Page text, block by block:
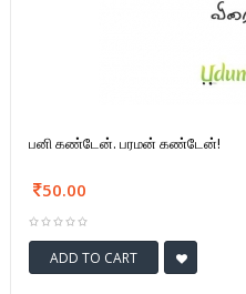
பனி கண்டேன். பரமன் கண்டேன்!
50.00
ADD TO CART